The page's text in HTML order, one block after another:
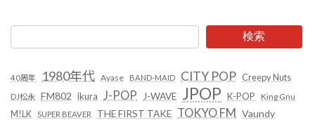
検索
40周年 1980年代 Ayase BAND-MAID CITY POP Creepy Nuts
DJ松永 FM802 ikura J-POP J-WAVE JPOP K-POP
King Gnu
M!LK
SUPER BEAVER THE FIRST TAKE TOKYO FM Vaundy